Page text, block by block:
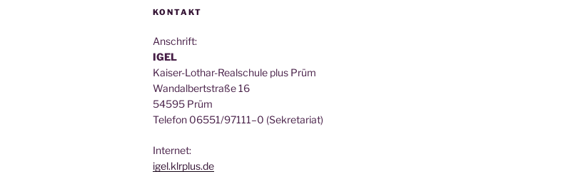
KONTAKT
Anschrift:
IGEL
Kai­ser-Lothar-Real­schu­le plus Prüm
Wan­dal­bert­stra­ße 16
54595 Prüm
Tele­fon 06551/97111–0 (Sekre­ta­ri­at)
Inter­net:
igel.klrplus.de